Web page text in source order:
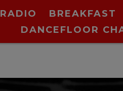
RADIO BREAKFAST
DANCEFLOOR